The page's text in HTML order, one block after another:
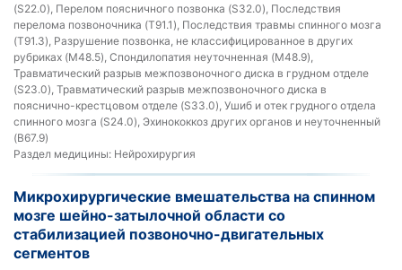
(S22.0), Перелом поясничного позвонка (S32.0), Последствия
перелома позвоночника (T91.1), Последствия травмы спинного мозга
(T91.3), Разрушение позвонка, не классифицированное в других
рубриках (M48.5), Спондилопатия неуточненная (M48.9),
Травматический разрыв межпозвоночного диска в грудном отделе
(S23.0), Травматический разрыв межпозвоночного диска в
пояснично-крестцовом отделе (S33.0), Ушиб и отек грудного отдела
спинного мозга (S24.0), Эхинококкоз других органов и неуточненный
(B67.9)
Раздел медицины: Нейрохирургия
Микрохирургические вмешательства на спинном
мозге шейно-затылочной области со
стабилизацией позвоночно-двигательных
сегментов